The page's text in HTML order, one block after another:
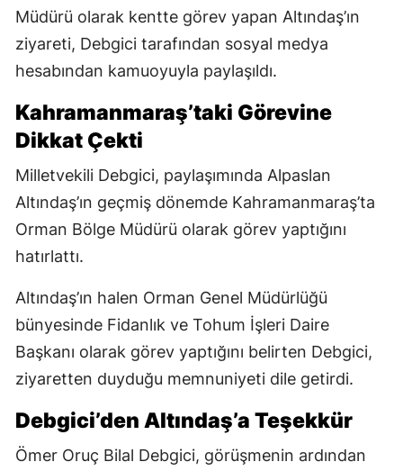
Müdürü olarak kentte görev yapan Altındaş’ın
ziyareti, Debgici tarafından sosyal medya
hesabından kamuoyuyla paylaşıldı.
Kahramanmaraş’taki Görevine
Dikkat Çekti
Milletvekili Debgici, paylaşımında Alpaslan
Altındaş’ın geçmiş dönemde Kahramanmaraş’ta
Orman Bölge Müdürü olarak görev yaptığını
hatırlattı.
Altındaş’ın halen Orman Genel Müdürlüğü
bünyesinde Fidanlık ve Tohum İşleri Daire
Başkanı olarak görev yaptığını belirten Debgici,
ziyaretten duyduğu memnuniyeti dile getirdi.
Debgici’den Altındaş’a Teşekkür
Ömer Oruç Bilal Debgici, görüşmenin ardından